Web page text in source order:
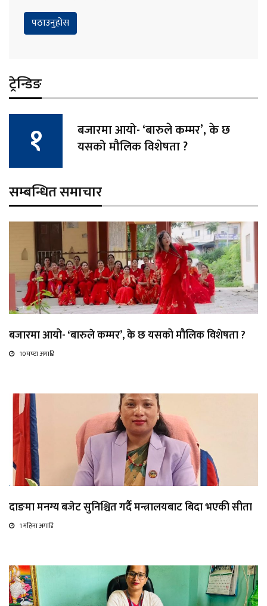
ट्रेन्डिङ
बजारमा आयो- ‘बारुले कम्मर’, के छ
यसको मौलिक विशेषता ?
सम्बन्धित समाचार
बजारमा आयो- ‘बारुले कम्मर’, के छ यसको मौलिक विशेषता ?
10 घण्टा अगाडि
दाङमा मनग्य बजेट सुनिश्चित गर्दै मन्त्रालयबाट बिदा भएकी सीता
1 महिना अगाडि